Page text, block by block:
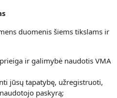
duomenis šiems tikslams ir
ir galimybė naudotis VMA
jūsų tapatybę, užregistruoti,
paskyrą;